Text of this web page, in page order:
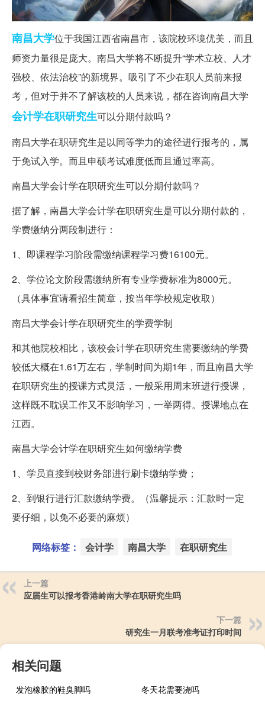
南昌大学位于我国江西省南昌市，该院校环境优美，而且
师资力量很是庞大。南昌大学将不断提升“学术立校、人才
强校、依法治校”的新境界。吸引了不少在职人员前来报
考，但对于并不了解该校的人员来说，都在咨询南昌大学
会计学在职研究生可以分期付款吗？
南昌大学在职研究生是以同等学力的途径进行报考的，属
于免试入学。而且申硕考试难度低而且通过率高。
南昌大学会计学在职研究生可以分期付款吗？
据了解，南昌大学会计学在职研究生是可以分期付款的，
学费缴纳分两段制进行：
1、即课程学习阶段需缴纳课程学习费16100元。
2、学位论文阶段需缴纳所有专业学费标准为8000元。
（具体事宜请看招生简章，按当年学校规定收取）
南昌大学会计学在职研究生的学费学制
和其他院校相比，该校会计学在职研究生需要缴纳的学费
较低大概在1.61万左右，学制时间为期1年，而且南昌大学
在职研究生的授课方式灵活，一般采用周末班进行授课，
这样既不耽误工作又不影响学习，一举两得。授课地点在
江西。
南昌大学会计学在职研究生如何缴纳学费
1、学员直接到校财务部进行刷卡缴纳学费；
2、到银行进行汇款缴纳学费。（温馨提示：汇款时一定
要仔细，以免不必要的麻烦）
网络标签： 会计学 南昌大学 在职研究生
上一篇
应届生可以报考香港岭南大学在职研究生吗
下一篇
研究生一月联考准考证打印时间
相关问题
发泡橡胶的鞋臭脚吗
冬天花需要浇吗